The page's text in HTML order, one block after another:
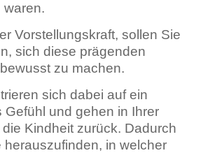
waren.
Vorstellungskraft, sollen Sie
sich diese prägenden
zu machen.
sich dabei auf ein
Gefühl und gehen in Ihrer
Kindheit zurück. Dadurch
herauszufinden, in welcher